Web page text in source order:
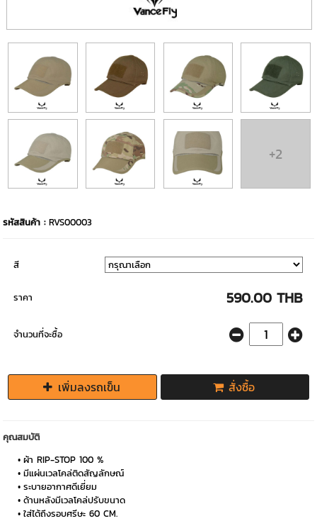
+2
รหัสสินค้า :RVS00003
สี
ราคา 590.00 THB
จำนวนที่จะซื้อ
เพิ่มลงรถเข็น สั่งซื้อ
คุณสมบัติ
ผ้า RIP-STOP 100 %
มีแผ่นเวลโคล่ติดสัญลักษณ์
ระบายอากาศดีเยี่ยม
ด้านหลังมีเวลโคล่ปรับขนาด
ใส่ได้ถึงรอบศรีษะ 60 CM.